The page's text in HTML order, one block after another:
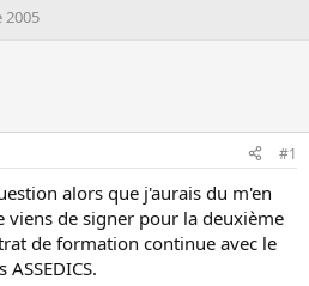
2005
#1
alors que j'aurais du m'en
viens de signer pour la deuxième
de formation continue avec le
ASSEDICS.